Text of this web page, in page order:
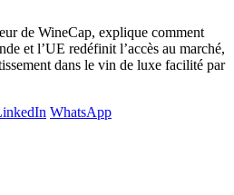
de WineCap, explique comment
et l’UE redéfinit l’accès au marché,
dans le vin de luxe facilité par
WhatsApp